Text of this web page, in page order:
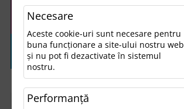
Necesare
Aceste cookie-uri sunt necesare pentru
buna funcționare a site-ului nostru web
și nu pot fi dezactivate în sistemul
nostru.
Performanţă